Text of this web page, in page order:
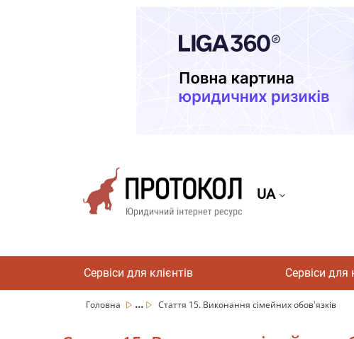
UA
Сервіси для клієнтів Сервіси для
Головна ... Стаття 15. Виконання сімейних обов'язків